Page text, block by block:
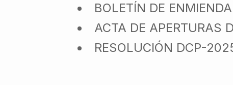
BOLETÍN DE
ACTA DE APERTURAS
RESOLUCIÓN DCP-